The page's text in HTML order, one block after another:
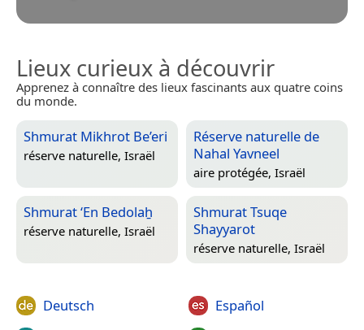
Lieux curieux à découvrir
Apprenez à connaître des lieux fascinants aux quatre coins
du monde.
Shmurat Mikhrot Be’eri
réserve naturelle, Israël
Réserve naturelle de
Nahal Yavneel
aire protégée, Israël
Shmurat ‘En Bedolaẖ
réserve naturelle, Israël
Shmurat Tsuqe
Shayyarot
réserve naturelle, Israël
Deutsch
Español